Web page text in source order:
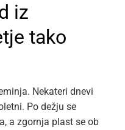
iz
tako
Nekateri dnevi
Po dežju se
a zgornja plast se ob